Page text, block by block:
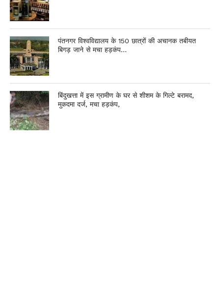
पंतनगर विश्वविद्यालय के 150 छात्रों की अचानक तबीयत
बिगड़ जाने से मचा हड़कंप…
बिंदुखत्ता में इस ग्रामीण के घर से शीशम के गिल्टे बरामद,
मुकदमा दर्ज, मचा हड़कंप,